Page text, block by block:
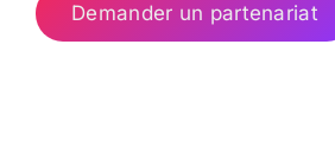
Demander un partenariat